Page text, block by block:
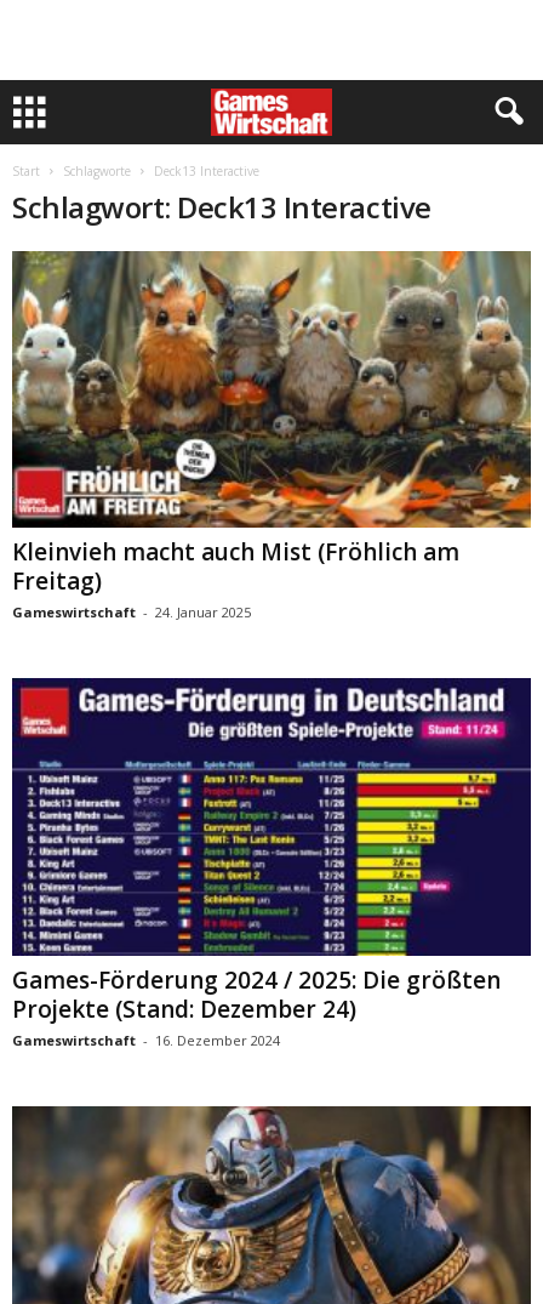
Start Schlagworte Deck13 Interactive
Schlagwort: Deck13 Interactive
Kleinvieh macht auch Mist (Fröhlich am
Freitag)
Gameswirtschaft - 24. Januar 2025
Games-Förderung 2024 / 2025: Die größten
Projekte (Stand: Dezember 24)
Gameswirtschaft - 16. Dezember 2024